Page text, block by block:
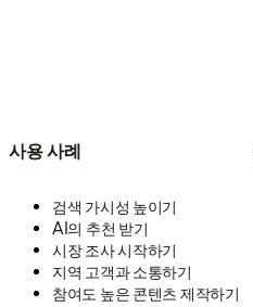
사용 사례
검색 가시성 높이기
AI의 추천 받기
시장 조사 시작하기
지역 고객과 소통하기
참여도 높은 콘텐츠 제작하기